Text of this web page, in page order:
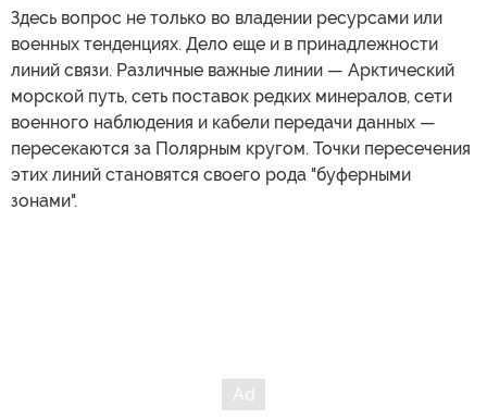
Здесь вопрос не только во владении ресурсами или
военных тенденциях. Дело еще и в принадлежности
линий связи. Различные важные линии — Арктический
морской путь, сеть поставок редких минералов, сети
военного наблюдения и кабели передачи данных —
пересекаются за Полярным кругом. Точки пересечения
этих линий становятся своего рода "буферными
зонами".